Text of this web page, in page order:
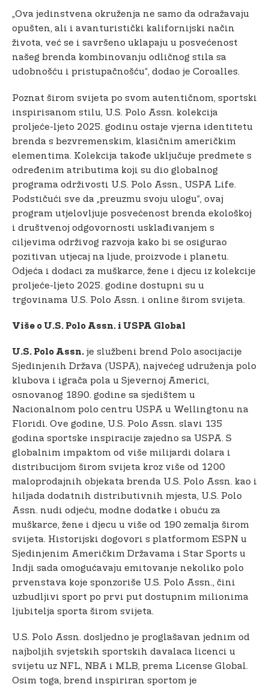
„Ova jedinstvena okruženja ne samo da odražavaju
opušten, ali i avanturistički kalifornijski način
života, već se i savršeno uklapaju u posvećenost
našeg brenda kombinovanju odličnog stila sa
udobnošću i pristupačnošću“, dodao je Coroalles.
Poznat širom svijeta po svom autentičnom, sportski
inspirisanom stilu, U.S. Polo Assn. kolekcija
proljeće-ljeto 2025. godinu ostaje vjerna identitetu
brenda s bezvremenskim, klasičnim američkim
elementima. Kolekcija takođe uključuje predmete s
određenim atributima koji su dio globalnog
programa održivosti U.S. Polo Assn., USPA Life.
Podstičući sve da „preuzmu svoju ulogu“, ovaj
program utjelovljuje posvećenost brenda ekološkoj
i društvenoj odgovornosti usklađivanjem s
ciljevima održivog razvoja kako bi se osigurao
pozitivan utjecaj na ljude, proizvode i planetu.
Odjeća i dodaci za muškarce, žene i djecu iz kolekcije
proljeće-ljeto 2025. godine dostupni su u
trgovinama U.S. Polo Assn. i online širom svijeta.
Više o U.S. Polo Assn. i USPA Global
U.S. Polo Assn. je službeni brend Polo asocijacije
Sjedinjenih Država (USPA), najvećeg udruženja polo
klubova i igrača pola u Sjevernoj Americi,
osnovanog 1890. godine sa sjedištem u
Nacionalnom polo centru USPA u Wellingtonu na
Floridi. Ove godine, U.S. Polo Assn. slavi 135
godina sportske inspiracije zajedno sa USPA. S
globalnim impaktom od više milijardi dolara i
distribucijom širom svijeta kroz više od 1200
maloprodajnih objekata brenda U.S. Polo Assn. kao i
hiljada dodatnih distributivnih mjesta, U.S. Polo
Assn. nudi odjeću, modne dodatke i obuću za
muškarce, žene i djecu u više od 190 zemalja širom
svijeta. Historijski dogovori s platformom ESPN u
Sjedinjenim Američkim Državama i Star Sports u
Indji sada omogućavaju emitovanje nekoliko polo
prvenstava koje sponzoriše U.S. Polo Assn., čini
uzbudljivi sport po prvi put dostupnim milionima
ljubitelja sporta širom svijeta.
U.S. Polo Assn. dosljedno je proglašavan jednim od
najboljih svjetskih sportskih davalaca licenci u
svijetu uz NFL, NBA i MLB, prema License Global.
Osim toga, brend inspiriran sportom je